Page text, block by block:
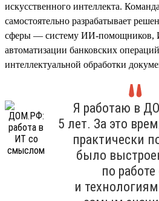
искусственного интеллекта.
самостоятельно разрабатывает
сферы — систему ИИ-помощников,
автоматизации банковских
интеллектуальной обработки
Я работаю в
5 лет. За это
практически
было
по
и